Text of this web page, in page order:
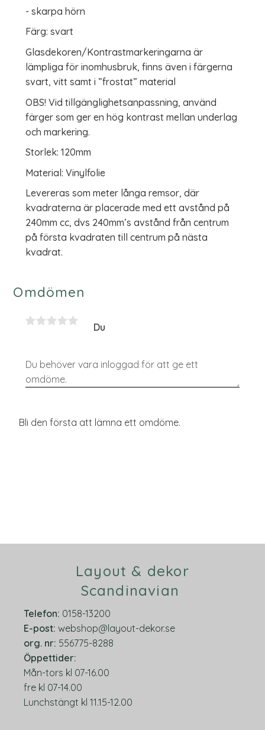
- skarpa hörn
Färg: svart
Glasdekoren/Kontrastmarkeringarna är
lämpliga för inomhusbruk, finns även i färgerna
svart, vitt samt i ”frostat” material
OBS! Vid tillgänglighetsanpassning, använd
färger som ger en hög kontrast mellan underlag
och markering.
Storlek: 120mm
Material: Vinylfolie
Levereras som meter långa remsor, där
kvadraterna är placerade med ett avstånd på
240mm cc, dvs 240mm’s avstånd från centrum
på första kvadraten till centrum på nästa
kvadrat.
Omdömen
Du
Bli den första att lämna ett omdöme.
Layout & dekor
Scandinavian
Telefon: 0158-13200
E-post: webshop@layout-dekor.se
org. nr: 556775-8288
Öppettider:
Mån-tors kl 07-16.00
fre kl 07-14.00
Lunchstängt kl 11.15-12.00